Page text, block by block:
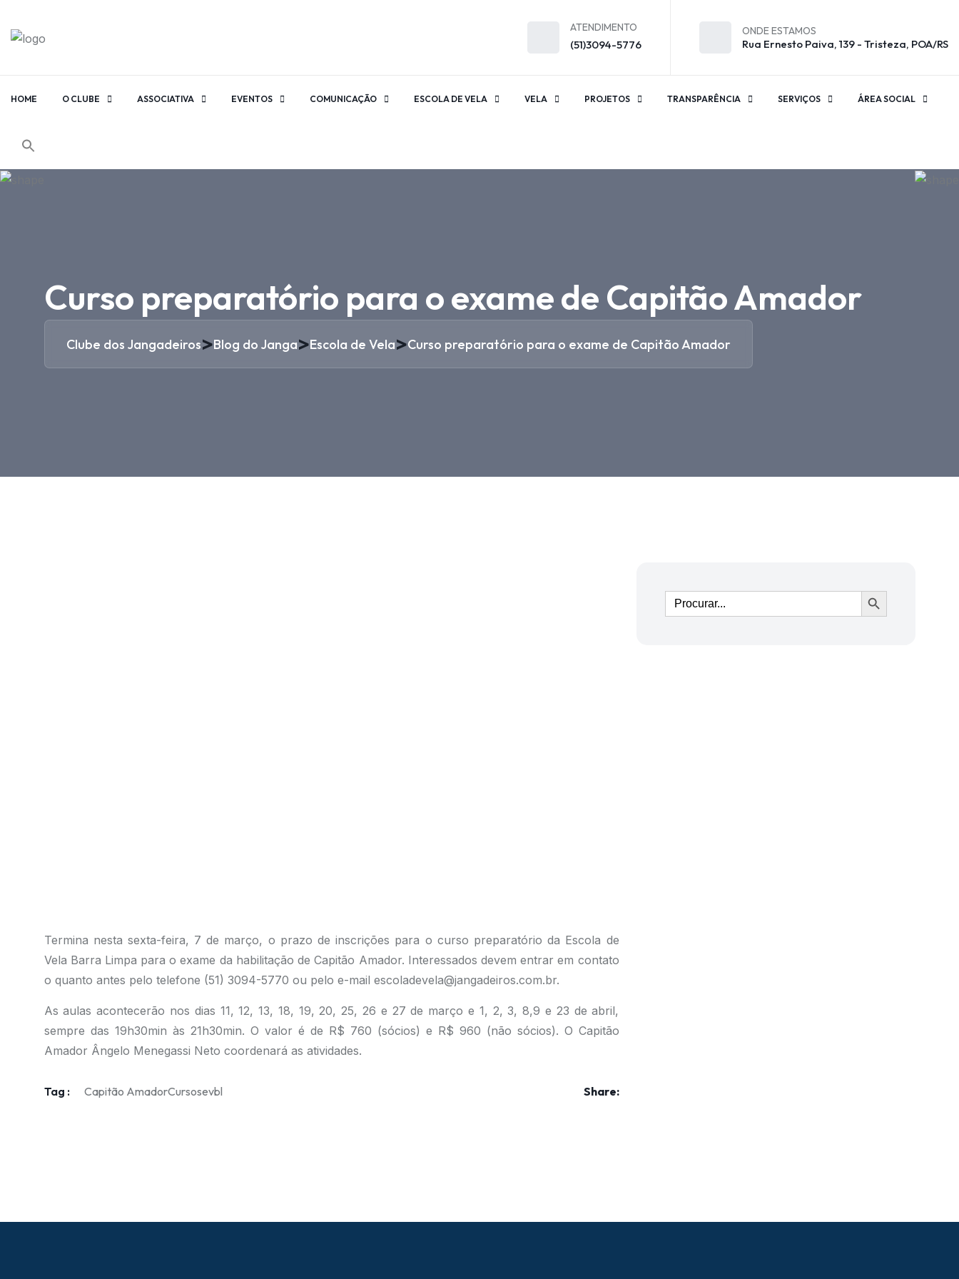
ATENDIMENTO
(51)3094-5776
ONDE ESTAMOS
Rua Ernesto Paiva, 139 - Tristeza, POA/RS
HOME O CLUBE ASSOCIATIVA EVENTOS COMUNICAÇÃO ESCOLA DE VELA VELA PROJETOS TRANSPARÊNCIA SERVIÇOS ÁREA SOCIAL
Curso preparatório para o exame de Capitão Amador
Clube dos Jangadeiros>Blog do Janga>Escola de Vela>Curso preparatório para o exame de Capitão Amador
Termina nesta sexta-feira, 7 de março, o prazo de inscrições para o curso preparatório da Escola de
Vela Barra Limpa para o exame da habilitação de Capitão Amador. Interessados devem entrar em contato
o quanto antes pelo telefone (51) 3094-5770 ou pelo e-mail escoladevela@jangadeiros.com.br.
As aulas acontecerão nos dias 11, 12, 13, 18, 19, 20, 25, 26 e 27 de março e 1, 2, 3, 8,9 e 23 de abril,
sempre das 19h30min às 21h30min. O valor é de R$ 760 (sócios) e R$ 960 (não sócios). O Capitão
Amador Ângelo Menegassi Neto coordenará as atividades.
Tag : Capitão AmadorCursosevbl Share:
Ir